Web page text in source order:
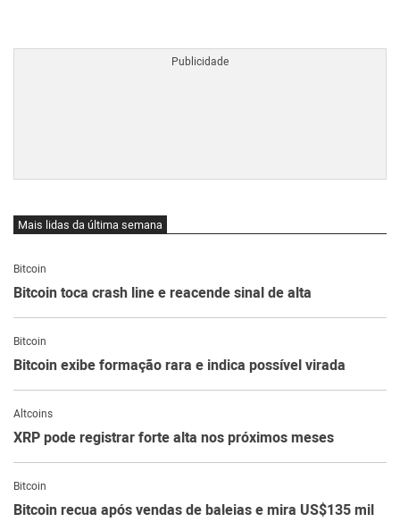
Mais lidas da última semana
Bitcoin
Bitcoin toca crash line e reacende sinal de alta
Bitcoin
Bitcoin exibe formação rara e indica possível virada
Altcoins
XRP pode registrar forte alta nos próximos meses
Bitcoin
Bitcoin recua após vendas de baleias e mira US$135 mil